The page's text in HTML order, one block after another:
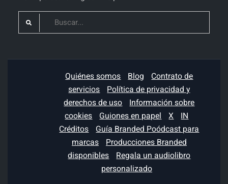
Search
Quiénes somos Blog
Contrato de
servicios Política de privacidad y
derechos de uso Información sobre
cookies Guiones en papel X IN
Créditos Guía Branded Poódcast para
marcas Producciones Branded
disponibles Regala un audiolibro
personalizado